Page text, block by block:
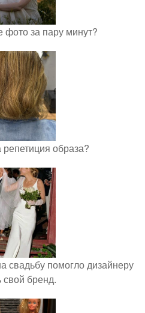
фото за пару минут?
образа?
свадьбу помогло дизайнеру
свой бренд.